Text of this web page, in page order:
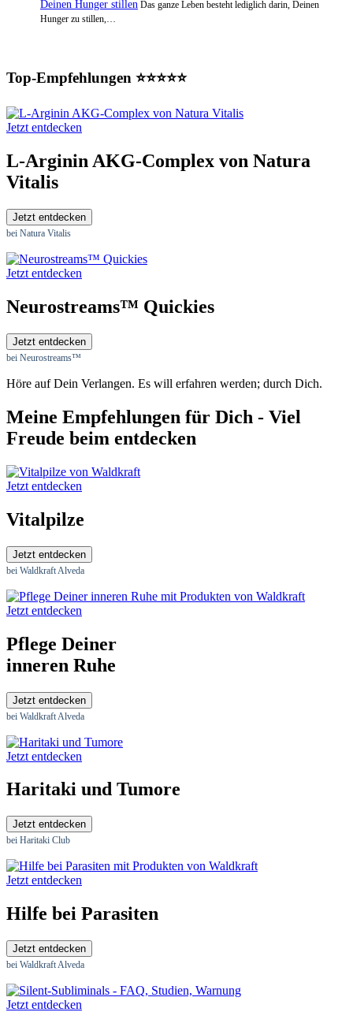
Deinen Hunger stillen Das ganze Leben besteht lediglich darin, Deinen
Hunger zu stillen,…
Top-Empfehlungen ⭐⭐⭐⭐⭐
Jetzt entdecken
L-Arginin AKG-Complex von Natura
Vitalis
Jetzt entdecken
bei Natura Vitalis
Jetzt entdecken
Neurostreams™ Quickies
Jetzt entdecken
bei Neurostreams™
Höre auf Dein Verlangen. Es will erfahren werden; durch Dich.
Meine Empfehlungen für Dich - Viel
Freude beim entdecken
Jetzt entdecken
Vitalpilze
Jetzt entdecken
bei Waldkraft Alveda
Jetzt entdecken
Pflege Deiner
inneren Ruhe
Jetzt entdecken
bei Waldkraft Alveda
Jetzt entdecken
Haritaki und Tumore
Jetzt entdecken
bei Haritaki Club
Jetzt entdecken
Hilfe bei Parasiten
Jetzt entdecken
bei Waldkraft Alveda
Jetzt entdecken